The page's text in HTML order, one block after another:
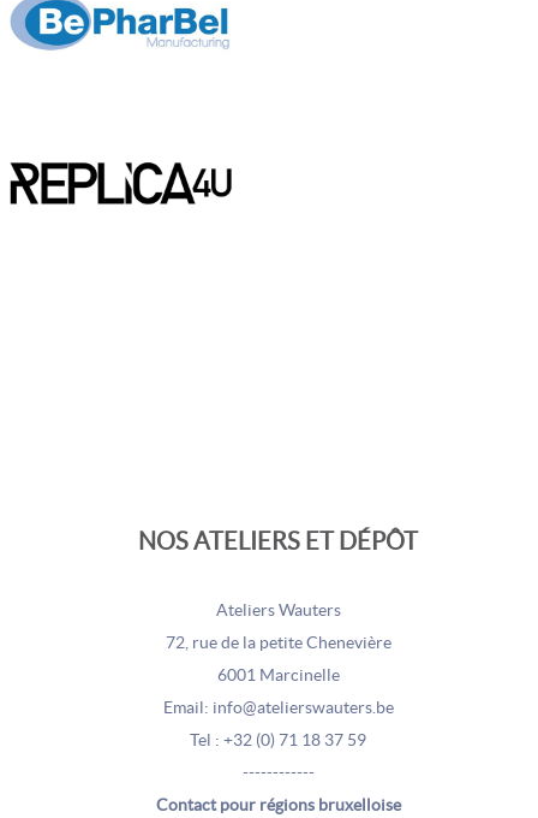
NOS ATELIERS ET DÉPÔT
Ateliers Wauters
72, rue de la petite Chenevière
6001 Marcinelle
Email: info@atelierswauters.be
Tel : +32 (0) 71 18 37 59
------------
Contact pour régions bruxelloise